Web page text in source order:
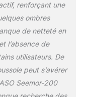
verrez tous
dans
les plus
Qualité
Ultra HD】-
la clarté
AKASO
Faites
d'une
renforçant une
ombres
de netteté en
l’absence de
utilisateurs. De
peut s’avérer
Seemor-200